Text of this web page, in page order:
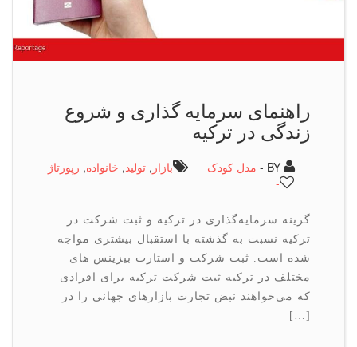
راهنمای سرمایه گذاری و شروع
زندگی در ترکیه
مدل کودک بازار ,تولید,خانواده, رپورتاژ
گزینه سرمایه‌گذاری در ترکیه و ثبت شرکت در
ترکیه نسبت به گذشته با استقبال بیشتری مواجه
شده است. ثبت شرکت و استارت بیزینس های
مختلف در ترکیه ثبت شرکت ترکیه برای افرادی
که می‌خواهند نبض تجارت بازارهای جهانی را در